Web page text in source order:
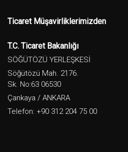
Ticaret Müşavirliklerimizden
T.C. Ticaret Bakanlığı
SÖĞÜTÖZÜ YERLEŞKESİ
Söğütözü Mah. 2176.
Sk. No:63 06530
Çankaya / ANKARA
Telefon: +90 312 204 75 00